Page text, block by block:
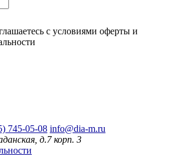
с условиями оферты и
745-05-08 info@dia-m.ru
д.7 корп. 3